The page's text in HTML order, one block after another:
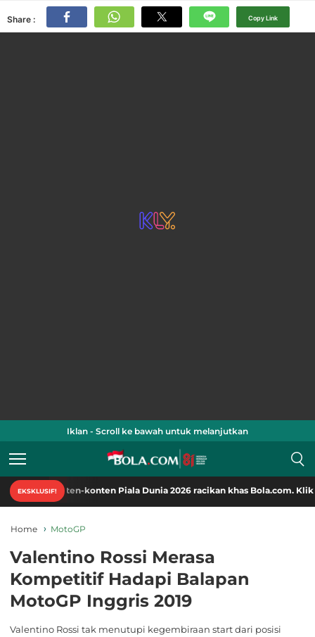
Share : Copy Link
Iklan - Scroll ke bawah untuk melanjutkan
EKSKLUSIF!
konten Piala Dunia 2026 racikan khas Bola.com. Klik di sini!
Home MotoGP
Valentino Rossi Merasa
Kompetitif Hadapi Balapan
MotoGP Inggris 2019
Valentino Rossi tak menutupi kegembiraan start dari posisi